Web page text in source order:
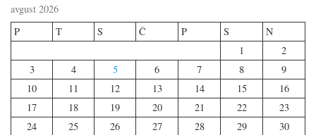
avgust 2026
P
T S Č P S
N
1
2
3
4 5 6 7 8
9
10
11 12 13 14 15
16
17
18 19 20 21 22
23
24
25 26 27 28 29
30